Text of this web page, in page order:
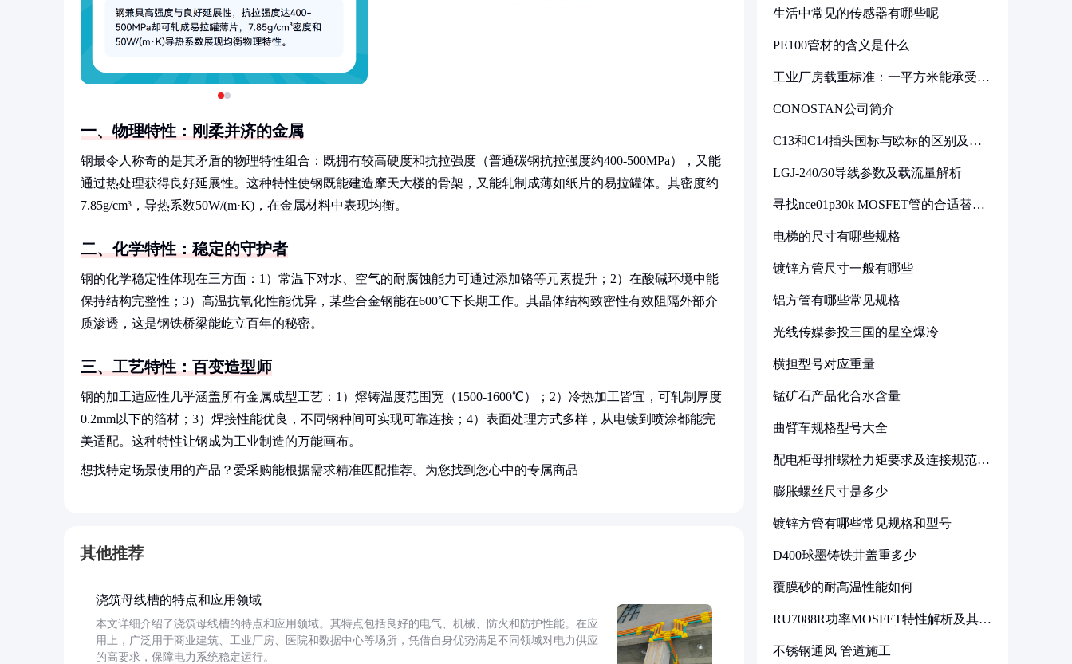
一、物理特性：刚柔并济的金属
钢最令人称奇的是其矛盾的物理特性组合：既拥有较高硬度和抗拉强度（普通碳钢抗拉强度约400-500MPa），又能
通过热处理获得良好延展性。这种特性使钢既能建造摩天大楼的骨架，又能轧制成薄如纸片的易拉罐体。其密度约
7.85g/cm³，导热系数50W/(m·K)，在金属材料中表现均衡。
二、化学特性：稳定的守护者
钢的化学稳定性体现在三方面：1）常温下对水、空气的耐腐蚀能力可通过添加铬等元素提升；2）在酸碱环境中能
保持结构完整性；3）高温抗氧化性能优异，某些合金钢能在600℃下长期工作。其晶体结构致密性有效阻隔外部介
质渗透，这是钢铁桥梁能屹立百年的秘密。
三、工艺特性：百变造型师
钢的加工适应性几乎涵盖所有金属成型工艺：1）熔铸温度范围宽（1500-1600℃）；2）冷热加工皆宜，可轧制厚度
0.2mm以下的箔材；3）焊接性能优良，不同钢种间可实现可靠连接；4）表面处理方式多样，从电镀到喷涂都能完
美适配。这种特性让钢成为工业制造的万能画布。
想找特定场景使用的产品？爱采购能根据需求精准匹配推荐。为您找到您心中的专属商品
其他推荐
浇筑母线槽的特点和应用领域
本文详细介绍了浇筑母线槽的特点和应用领域。其特点包括良好的电气、机械、防火和防护性能。在应
用上，广泛用于商业建筑、工业厂房、医院和数据中心等场所，凭借自身优势满足不同领域对电力供应
的高要求，保障电力系统稳定运行。
生活中常见的传感器有哪些呢
PE100管材的含义是什么
工业厂房载重标准：一平方米能承受多
CONOSTAN公司简介
C13和C14插头国标与欧标的区别及其
LGJ-240/30导线参数及载流量解析
寻找nce01p30k MOSFET管的合适替代
电梯的尺寸有哪些规格
镀锌方管尺寸一般有哪些
铝方管有哪些常见规格
光线传媒参投三国的星空爆冷
横担型号对应重量
锰矿石产品化合水含量
曲臂车规格型号大全
配电柜母排螺栓力矩要求及连接规范详
膨胀螺丝尺寸是多少
镀锌方管有哪些常见规格和型号
D400球墨铸铁井盖重多少
覆膜砂的耐高温性能如何
RU7088R功率MOSFET特性解析及其在
不锈钢通风 管道施工